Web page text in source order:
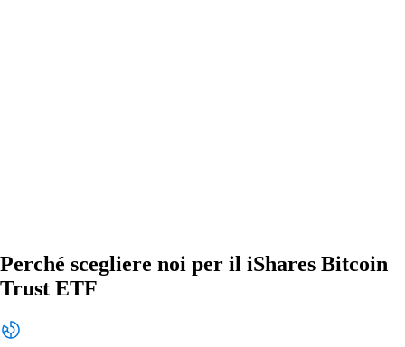
Perché scegliere noi per il iShares Bitcoin
Trust ETF